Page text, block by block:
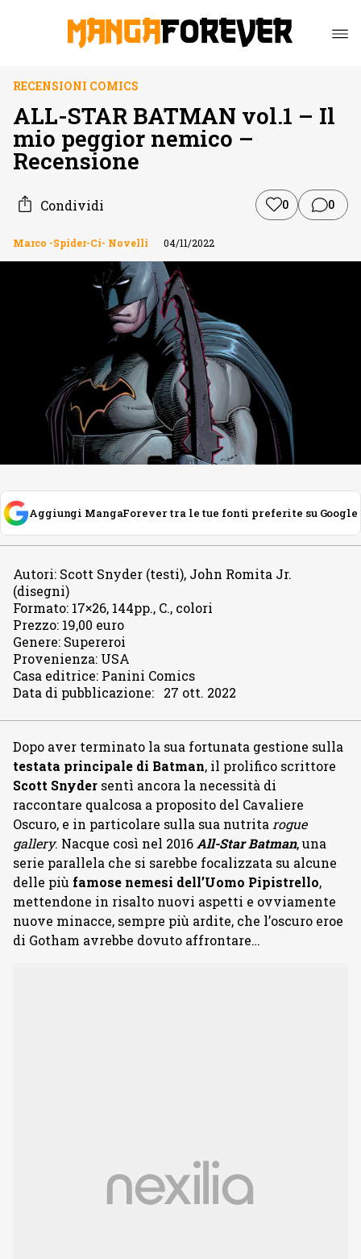
RECENSIONI COMICS
ALL-STAR BATMAN vol.1 – Il
mio peggior nemico –
Recensione
Condividi 0 0
Marco -Spider-Ci- Novelli 04/11/2022
Aggiungi MangaForever tra le tue fonti preferite su Google
Autori: Scott Snyder (testi), John Romita Jr.
(disegni)
Formato: 17×26, 144pp., C., colori
Prezzo: 19,00 euro
Genere: Supereroi
Provenienza: USA
Casa editrice: Panini Comics
Data di pubblicazione: 27 ott. 2022
Dopo aver terminato la sua fortunata gestione sulla
testata principale di Batman, il prolifico scrittore
Scott Snyder sentì ancora la necessità di
raccontare qualcosa a proposito del Cavaliere
Oscuro, e in particolare sulla sua nutrita rogue
gallery. Nacque così nel 2016All-Star Batman, una
serie parallela che si sarebbe focalizzata su alcune
delle più famose nemesi dell’Uomo Pipistrello,
mettendone in risalto nuovi aspetti e ovviamente
nuove minacce, sempre più ardite, che l’oscuro eroe
di Gotham avrebbe dovuto affrontare…